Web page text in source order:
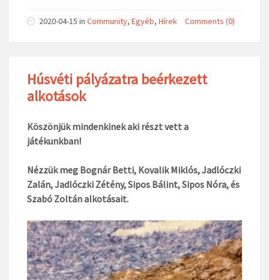
2020-04-15 in Community, Egyéb, Hírek Comments (0)
Húsvéti pályázatra beérkezett
alkotások
Köszönjük mindenkinek aki részt vett a
játékunkban!
Nézzük meg Bognár Betti, Kovalik Miklós, Jadlóczki
Zalán, Jadlóczki Zétény, Sipos Bálint, Sipos Nóra, és
Szabó Zoltán alkotásait.